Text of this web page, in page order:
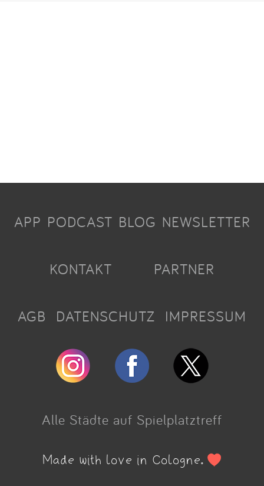
APP PODCAST BLOG NEWSLETTER
KONTAKT PARTNER
AGB DATENSCHUTZ IMPRESSUM
Alle Städte auf Spielplatztreff
Made with love in Cologne.